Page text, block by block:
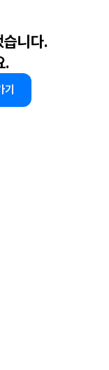
습니다.
.